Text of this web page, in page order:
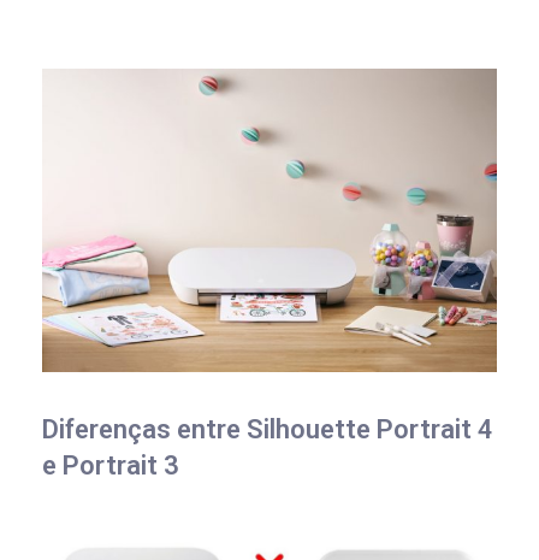
Diferenças entre Silhouette Portrait 4
e Portrait 3